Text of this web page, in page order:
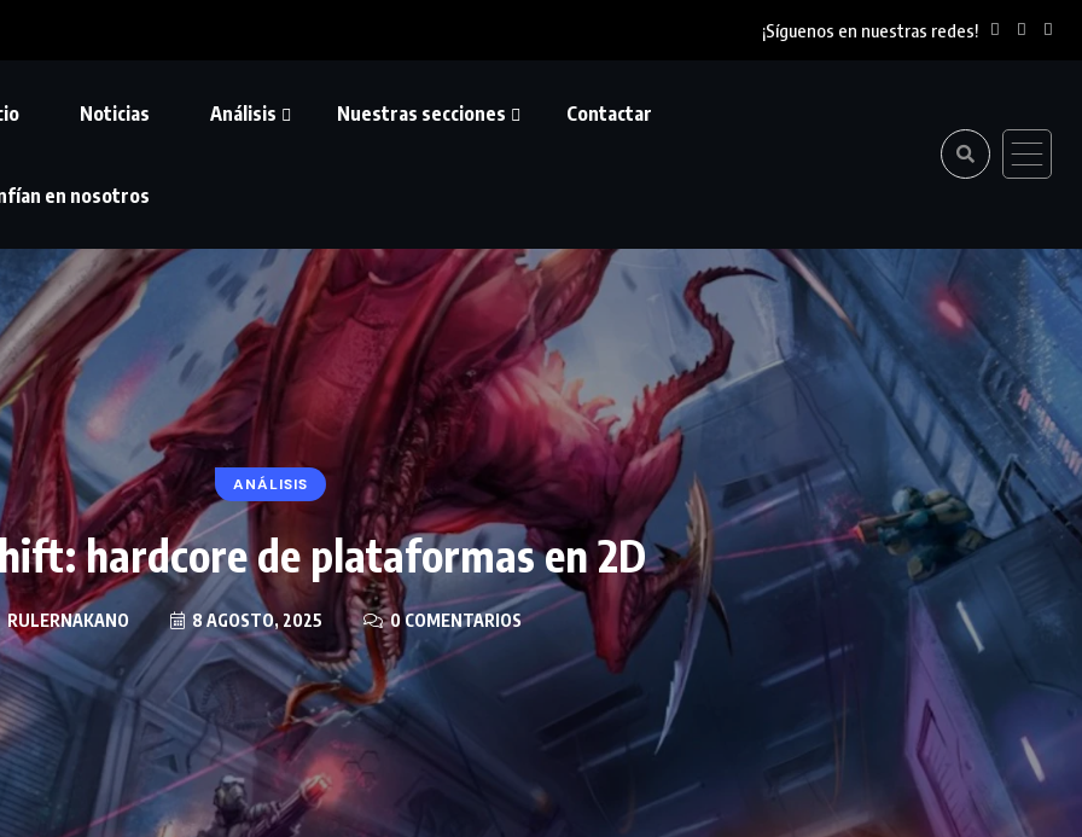
¡Síguenos en nuestras redes!
Noticias Análisis Nuestras secciones Contactar
en nosotros
ANÁLISIS
hardcore de plataformas en 2D
RULERNAKANO 8 AGOSTO, 2025 0 COMENTARIOS